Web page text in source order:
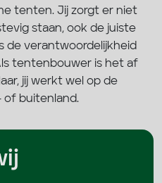
tenten. Jij zorgt er niet
staan, ook de juiste
de verantwoordelijkheid
tentenbouwer is het af
jij werkt wel op de
of buitenland.